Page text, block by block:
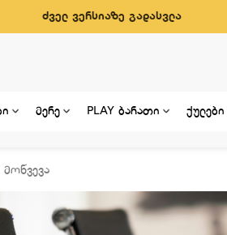
ძველ ვერსიაზე გადასვლა
მერე PLAY ბარათი ქულები